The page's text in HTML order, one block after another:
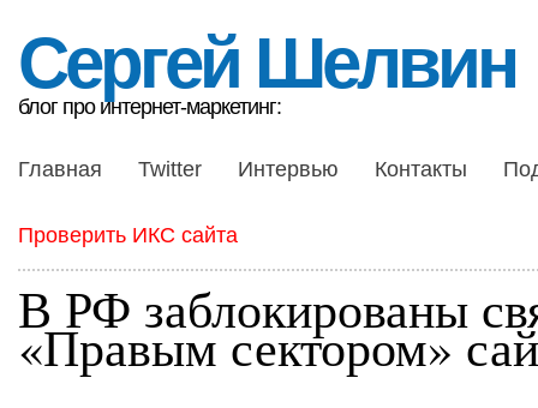
Сергей Шелвин
блог про интернет-маркетинг:
Главная Twitter Интервью Контакты
Проверить ИКС сайта
В РФ заблокированы
«Правым сектором»